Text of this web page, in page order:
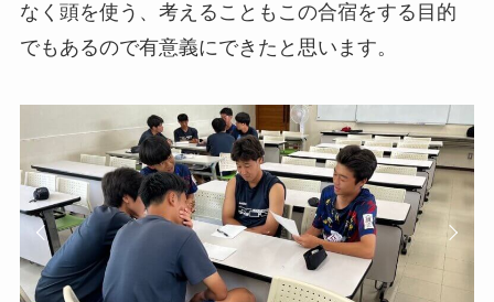
なく頭を使う、考えることもこの合宿をする目的
でもあるので有意義にできたと思います。